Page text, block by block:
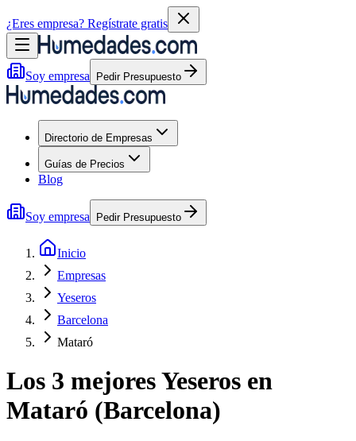
¿Eres empresa? Regístrate gratis
Soy empresa Pedir Presupuesto
Directorio de Empresas
Guías de Precios
Blog
Soy empresa Pedir Presupuesto
Inicio
Empresas
Yeseros
Barcelona
Mataró
Los 3 mejoresYeseros en
Mataró (Barcelona)